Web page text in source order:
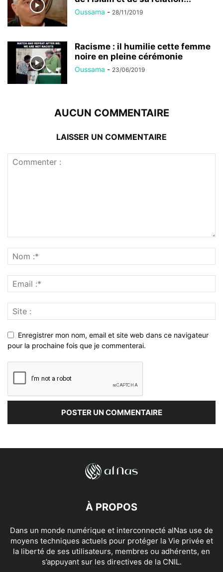
Oussama - 28/11/2019
Racisme : il humilie cette femme
noire en pleine cérémonie
Oussama - 23/06/2019
AUCUN COMMENTAIRE
LAISSER UN COMMENTAIRE
Enregistrer mon nom, email et site web dans ce navigateur
pour la prochaine fois que je commenterai.
À PROPOS
Dans un monde numérique et interconnecté alNas use de
moyens techniques actuels pour protéger la Vie privée et
la liberté de ses utilisateurs, membres ou adhérents, en
s’appuyant sur les directives de la CNIL.